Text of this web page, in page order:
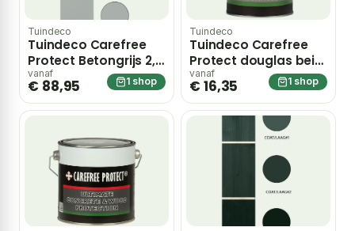
Tuindeco
Tuindeco Carefree
Protect Betongrijs 2,5
liter – hout
vanaf
€ 88,95 1 shop
Tuindeco
Tuindeco Carefree
Protect douglas beits
0,75 liter – hout
vanaf
€ 16,35 1 shop